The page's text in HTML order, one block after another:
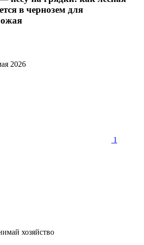
в чернозем для
2026
1
хозяйство